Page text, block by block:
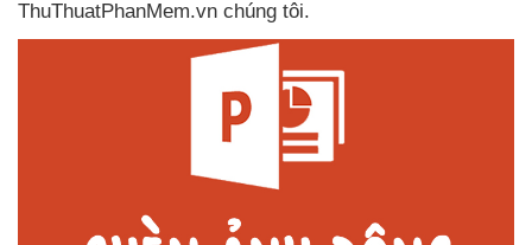
ThuThuatPhanMem.vn chúng tôi.